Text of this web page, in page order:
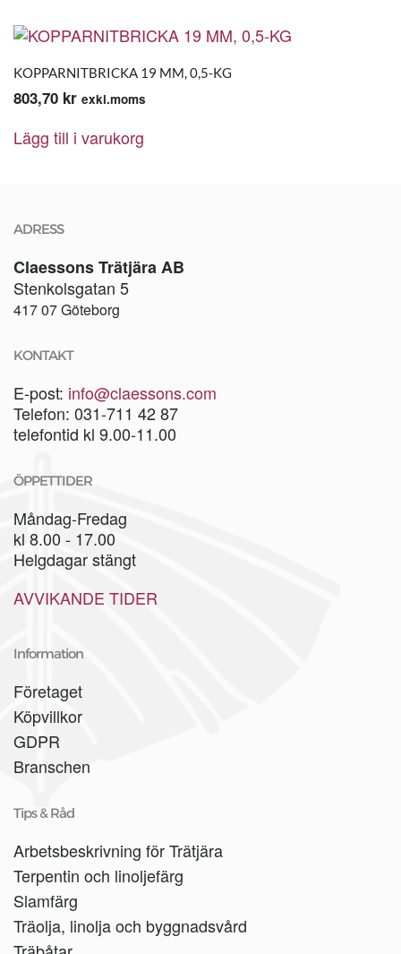
KOPPARNITBRICKA 19 MM, 0,5-KG
803,70 kr exkl.moms
Lägg till i varukorg
ADRESS
Claessons Trätjära AB
Stenkolsgatan 5
417 07 Göteborg
KONTAKT
E-post: info@claessons.com
Telefon: 031-711 42 87
telefontid kl 9.00-11.00
ÖPPETTIDER
Måndag-Fredag
kl 8.00 - 17.00
Helgdagar stängt
AVVIKANDE TIDER
Information
Företaget
Köpvillkor
GDPR
Branschen
Tips & Råd
Arbetsbeskrivning för Trätjära
Terpentin och linoljefärg
Slamfärg
Träolja, linolja och byggnadsvård